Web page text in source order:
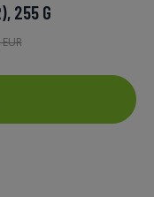
255 G